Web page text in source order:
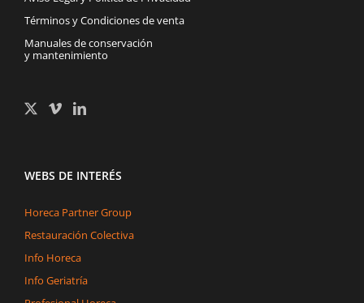
Términos y Condiciones de venta
Manuales de conservación
y mantenimiento
WEBS DE INTERÉS
Horeca Partner Group
Restauración Colectiva
Info Horeca
Info Geriatría